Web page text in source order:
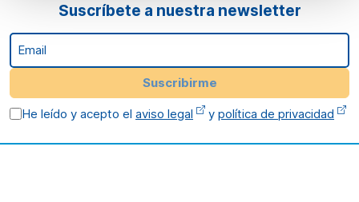
Suscríbete a nuestra newsletter
Email
Suscribirme
He leído y acepto elaviso legal ypolítica de privacidad